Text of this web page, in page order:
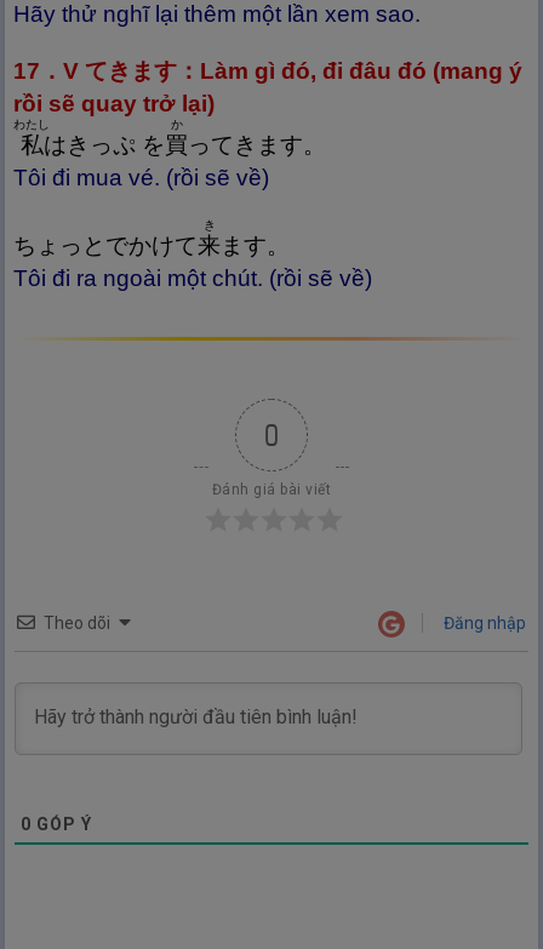
Hãy thử nghĩ lại thêm một lần xem sao.
17．V てきます：Làm gì đó, đi đâu đó (mang ý
rồi sẽ quay trở lại)
私
わたし
はきっぷ を買
か
ってきます。
Tôi đi mua vé. (rồi sẽ về)
ちょっとでかけて来
き
ます。
Tôi đi ra ngoài một chút. (rồi sẽ về)
0
Đánh giá bài viết
Theo dõi Đăng nhập
0 GÓP Ý